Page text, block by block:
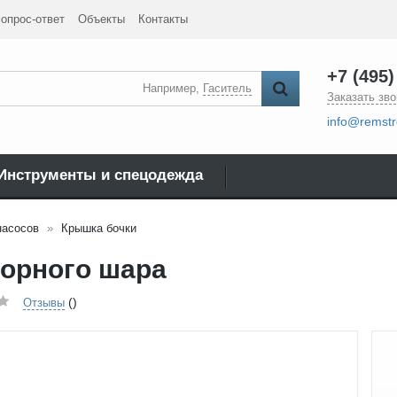
ответ Объекты Контакты
Например, Гаситель
+7
Заказать
и спецодежда
Крышка бочки
шара
Отзывы ()